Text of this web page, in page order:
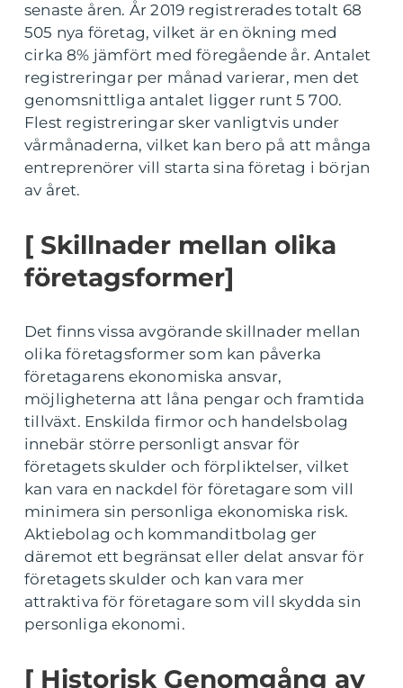
senaste åren. År 2019 registrerades totalt 68
505 nya företag, vilket är en ökning med
cirka 8% jämfört med föregående år. Antalet
registreringar per månad varierar, men det
genomsnittliga antalet ligger runt 5 700.
Flest registreringar sker vanligtvis under
vårmånaderna, vilket kan bero på att många
entreprenörer vill starta sina företag i början
av året.
[ Skillnader mellan olika
företagsformer]
Det finns vissa avgörande skillnader mellan
olika företagsformer som kan påverka
företagarens ekonomiska ansvar,
möjligheterna att låna pengar och framtida
tillväxt. Enskilda firmor och handelsbolag
innebär större personligt ansvar för
företagets skulder och förpliktelser, vilket
kan vara en nackdel för företagare som vill
minimera sin personliga ekonomiska risk.
Aktiebolag och kommanditbolag ger
däremot ett begränsat eller delat ansvar för
företagets skulder och kan vara mer
attraktiva för företagare som vill skydda sin
personliga ekonomi.
[ Historisk Genomgång av